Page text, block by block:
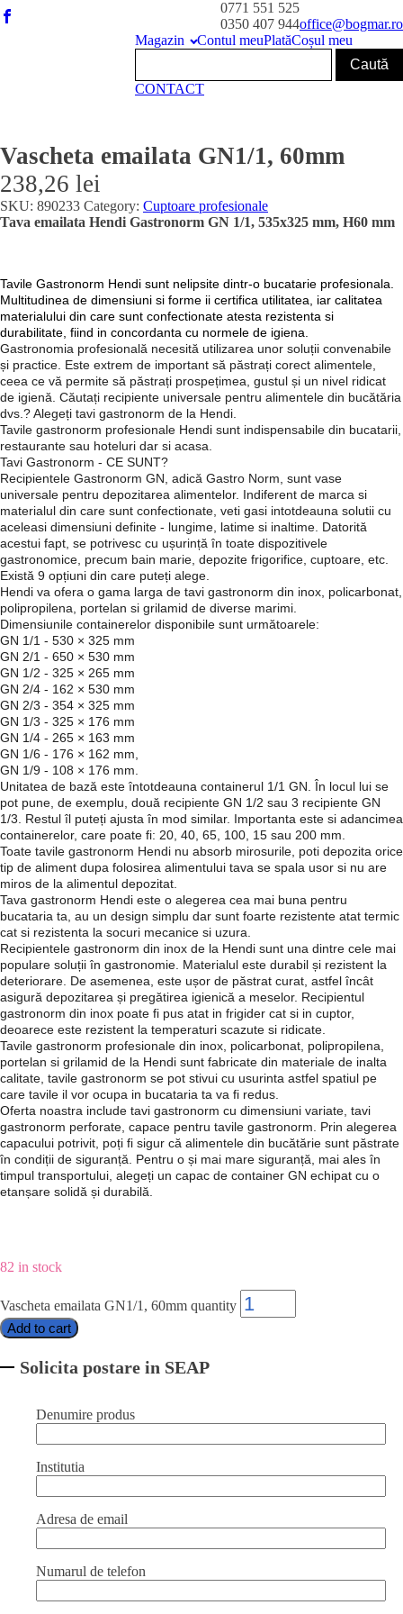
0771 551 525
0350 407 944office@bogmar.ro
Magazin
Contul meuPlatăCoșul meu
CONTACT
Vascheta emailata GN1/1, 60mm
238,26 lei
SKU: 890233 Category: Cuptoare profesionale
Tava emailata Hendi Gastronorm GN 1/1, 535x325 mm, H60 mm
Tavile Gastronorm Hendi sunt nelipsite dintr-o bucatarie profesionala.
Multitudinea de dimensiuni si forme ii certifica utilitatea, iar calitatea
materialului din care sunt confectionate atesta rezistenta si
durabilitate, fiind in concordanta cu normele de igiena.
Gastronomia profesională necesită utilizarea unor soluții convenabile
și practice. Este extrem de important să păstrați corect alimentele,
ceea ce vă permite să păstrați prospețimea, gustul și un nivel ridicat
de igienă. Căutați recipiente universale pentru alimentele din bucătăria
dvs.? Alegeți tavi gastronorm de la Hendi.
Tavile gastronorm profesionale Hendi sunt indispensabile din bucatarii,
restaurante sau hoteluri dar si acasa.
Tavi Gastronorm - CE SUNT?
Recipientele Gastronorm GN, adică Gastro Norm, sunt vase
universale pentru depozitarea alimentelor. Indiferent de marca si
materialul din care sunt confectionate, veti gasi intotdeauna solutii cu
aceleasi dimensiuni definite - lungime, latime si inaltime. Datorită
acestui fapt, se potrivesc cu ușurință în toate dispozitivele
gastronomice, precum bain marie, depozite frigorifice, cuptoare, etc.
Există 9 opțiuni din care puteți alege.
Hendi va ofera o gama larga de tavi gastronorm din inox, policarbonat,
polipropilena, portelan si grilamid de diverse marimi.
Dimensiunile containerelor disponibile sunt următoarele:
GN 1/1 - 530 × 325 mm
GN 2/1 - 650 × 530 mm
GN 1/2 - 325 × 265 mm
GN 2/4 - 162 × 530 mm
GN 2/3 - 354 × 325 mm
GN 1/3 - 325 × 176 mm
GN 1/4 - 265 × 163 mm
GN 1/6 - 176 × 162 mm,
GN 1/9 - 108 × 176 mm.
Unitatea de bază este întotdeauna containerul 1/1 GN. În locul lui se
pot pune, de exemplu, două recipiente GN 1/2 sau 3 recipiente GN
1/3. Restul îl puteți ajusta în mod similar. Importanta este si adancimea
containerelor, care poate fi: 20, 40, 65, 100, 15 sau 200 mm.
Toate tavile gastronorm Hendi nu absorb mirosurile, poti depozita orice
tip de aliment dupa folosirea alimentului tava se spala usor si nu are
miros de la alimentul depozitat.
Tava gastronorm Hendi este o alegerea cea mai buna pentru
bucataria ta, au un design simplu dar sunt foarte rezistente atat termic
cat si rezistenta la socuri mecanice si uzura.
Recipientele gastronorm din inox de la Hendi sunt una dintre cele mai
populare soluții în gastronomie. Materialul este durabil și rezistent la
deteriorare. De asemenea, este ușor de păstrat curat, astfel încât
asigură depozitarea și pregătirea igienică a meselor. Recipientul
gastronorm din inox poate fi pus atat in frigider cat si in cuptor,
deoarece este rezistent la temperaturi scazute si ridicate.
Tavile gastronorm profesionale din inox, policarbonat, polipropilena,
portelan si grilamid de la Hendi sunt fabricate din materiale de inalta
calitate, tavile gastronorm se pot stivui cu usurinta astfel spatiul pe
care tavile il vor ocupa in bucataria ta va fi redus.
Oferta noastra include tavi gastronorm cu dimensiuni variate, tavi
gastronorm perforate, capace pentru tavile gastronorm. Prin alegerea
capacului potrivit, poți fi sigur că alimentele din bucătărie sunt păstrate
în condiții de siguranță. Pentru o și mai mare siguranță, mai ales în
timpul transportului, alegeți un capac de container GN echipat cu o
etanșare solidă și durabilă.
82 in stock
Vascheta emailata GN1/1, 60mm quantity
Add to cart
Solicita postare in SEAP
Denumire produs
Institutia
Adresa de email
Numarul de telefon